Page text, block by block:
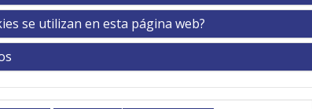
se utilizan en esta página web?